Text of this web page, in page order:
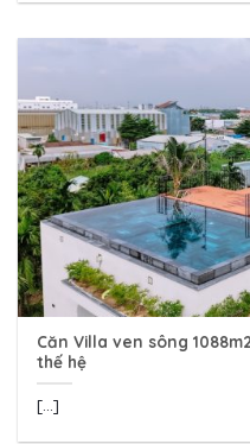
Căn Villa ven sông
thế hệ
[...]